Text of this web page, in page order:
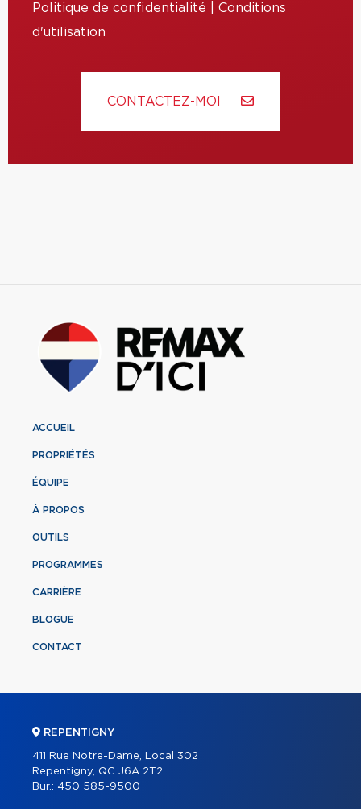
Politique de confidentialité
Conditions
d'utilisation
CONTACTEZ-MOI
ACCUEIL
PROPRIÉTÉS
ÉQUIPE
À PROPOS
OUTILS
PROGRAMMES
CARRIÈRE
BLOGUE
CONTACT
REPENTIGNY
411 Rue Notre-Dame, Local 302
Repentigny, QC J6A 2T2
Bur.: 450 585-9500